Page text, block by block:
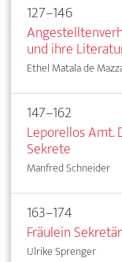
127–146
und ihre
Ethel Matala de
147–162
Leporellos Amt.
Sekrete
Manfred Schneider
163–174
Fräulein
Ulrike Sprenger